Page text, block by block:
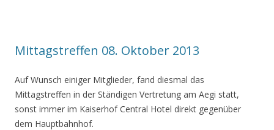
Mittagstreffen 08. Oktober 2013
Auf Wunsch einiger Mitglieder, fand diesmal das
Mittagstreffen in der Ständigen Vertretung am Aegi statt,
sonst immer im Kaiserhof Central Hotel direkt gegenüber
dem Hauptbahnhof.